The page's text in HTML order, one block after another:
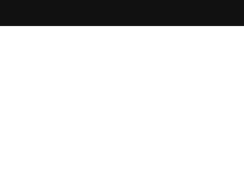
캠퍼스라이프카운슬링센터